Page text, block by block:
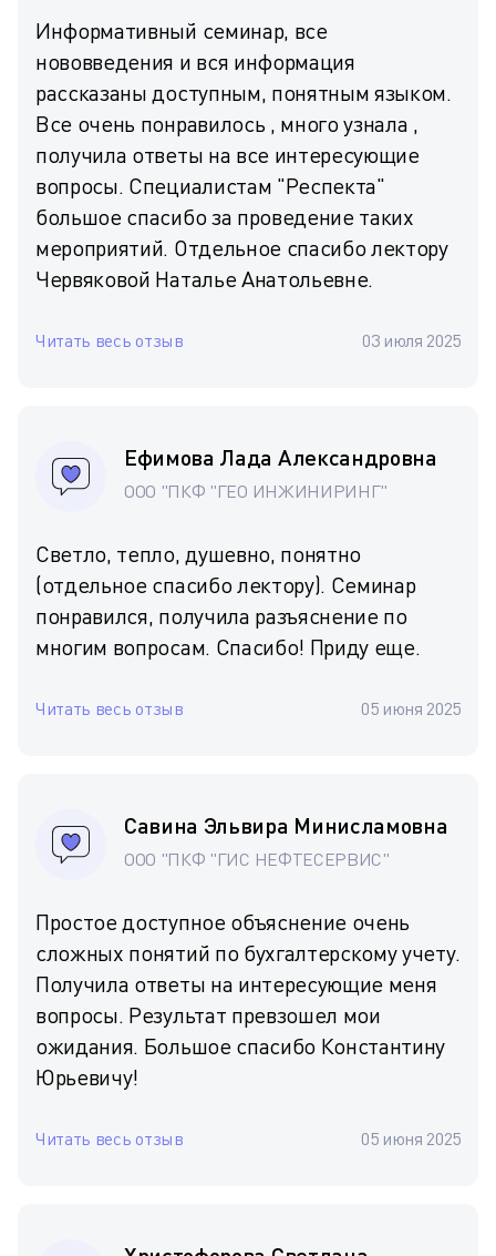
Информативный семинар, все
нововведения и вся информация
рассказаны доступным, понятным языком.
Все очень понравилось , много узнала ,
получила ответы на все интересующие
вопросы. Специалистам "Респекта"
большое спасибо за проведение таких
мероприятий. Отдельное спасибо лектору
Червяковой Наталье Анатольевне.
03 июля 2025
Читать весь отзыв
Ефимова Лада Александровна
ООО "ПКФ "ГЕО ИНЖИНИРИНГ"
Светло, тепло, душевно, понятно
(отдельное спасибо лектору). Семинар
понравился, получила разъяснение по
многим вопросам. Спасибо! Приду еще.
05 июня 2025
Читать весь отзыв
Савина Эльвира Минисламовна
ООО "ПКФ "ГИС НЕФТЕСЕРВИС"
Простое доступное объяснение очень
сложных понятий по бухгалтерскому учету.
Получила ответы на интересующие меня
вопросы. Результат превзошел мои
ожидания. Большое спасибо Константину
Юрьевичу!
05 июня 2025
Читать весь отзыв